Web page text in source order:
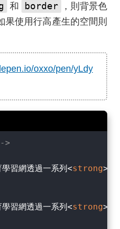
和 border
，則背景色
果使用行高產生的空間則
oxxo/pen/yLdy
>
習網透過一系列<strong>
習網透過一系列<strong>